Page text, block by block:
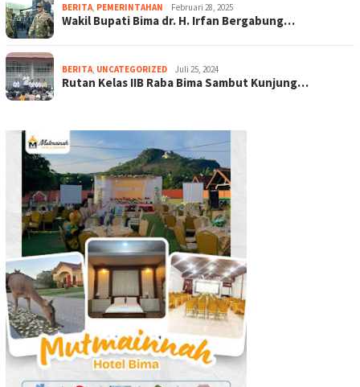
BERITA PEMERINTAHAN Februari 28, 2025
Wakil Bupati Bima dr. H. Irfan Bergabung…
BERITA UNCATEGORIZED Juli 25, 2024
Rutan Kelas IIB Raba Bima Sambut Kunjung…